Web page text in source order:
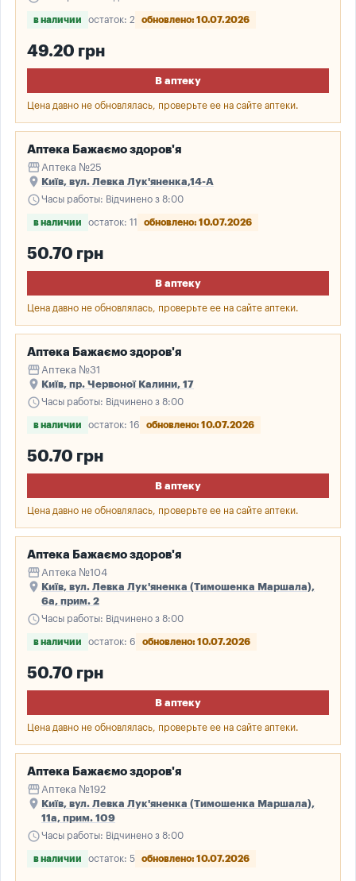
в наличии остаток: 2 обновлено: 10.07.2026
49.20 грн
В аптеку
Цена давно не обновлялась, проверьте ее на сайте аптеки.
Аптека Бажаємо здоров'я
storefront Аптека №25
place Київ, вул. Левка Лук'яненка,14-А
scheduleЧасы работы: Відчинено з 8:00
в наличии остаток: 11 обновлено: 10.07.2026
50.70 грн
В аптеку
Цена давно не обновлялась, проверьте ее на сайте аптеки.
Аптека Бажаємо здоров'я
storefront Аптека №31
place Київ, пр. Червоної Калини, 17
scheduleЧасы работы: Відчинено з 8:00
в наличии остаток: 16 обновлено: 10.07.2026
50.70 грн
В аптеку
Цена давно не обновлялась, проверьте ее на сайте аптеки.
Аптека Бажаємо здоров'я
storefront Аптека №104
place Київ, вул. Левка Лук'яненка (Тимошенка Маршала),
6а, прим. 2
scheduleЧасы работы: Відчинено з 8:00
в наличии остаток: 6 обновлено: 10.07.2026
50.70 грн
В аптеку
Цена давно не обновлялась, проверьте ее на сайте аптеки.
Аптека Бажаємо здоров'я
storefront Аптека №192
place Київ, вул. Левка Лук'яненка (Тимошенка Маршала),
11а, прим. 109
scheduleЧасы работы: Відчинено з 8:00
в наличии остаток: 5 обновлено: 10.07.2026